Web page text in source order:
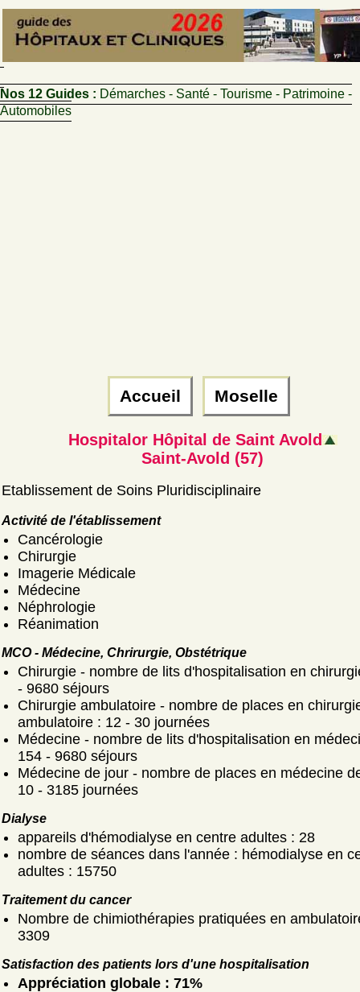
Nos 12 Guides : Démarches - Santé - Tourisme - Patrimoine -
Automobiles
Accueil Moselle
Hospitalor Hôpital de Saint Avold
Saint-Avold (57)
Etablissement de Soins Pluridisciplinaire
Activité de l'établissement
Cancérologie
Chirurgie
Imagerie Médicale
Médecine
Néphrologie
Réanimation
MCO - Médecine, Chrirurgie, Obstétrique
Chirurgie - nombre de lits d'hospitalisation en
- 9680 séjours
Chirurgie ambulatoire - nombre de places en
ambulatoire : 12 - 30 journées
Médecine - nombre de lits d'hospitalisation en
154 - 9680 séjours
Médecine de jour - nombre de places en médecine
10 - 3185 journées
Dialyse
appareils d'hémodialyse en centre adultes : 28
nombre de séances dans l'année : hémodialyse en
adultes : 15750
Traitement du cancer
Nombre de chimiothérapies pratiquées en
3309
Satisfaction des patients lors d'une hospitalisation
Appréciation globale : 71%